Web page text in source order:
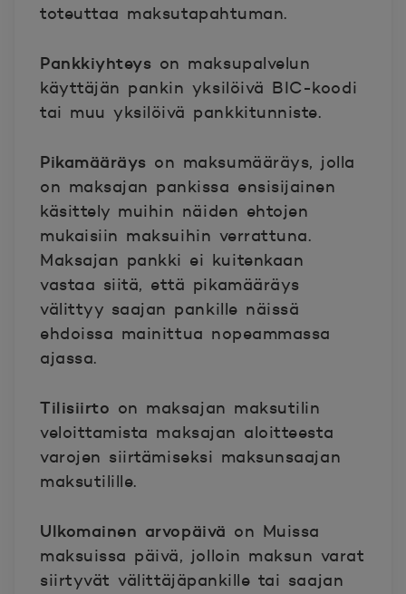
toteuttaa maksutapahtuman.
Pankkiyhteys on maksupalvelun
käyttäjän pankin yksilöivä BIC-koodi
tai muu yksilöivä pankkitunniste.
Pikamääräys on maksumääräys, jolla
on maksajan pankissa ensisijainen
käsittely muihin näiden ehtojen
mukaisiin maksuihin verrattuna.
Maksajan pankki ei kuitenkaan
vastaa siitä, että pikamääräys
välittyy saajan pankille näissä
ehdoissa mainittua nopeammassa
ajassa.
Tilisiirto on maksajan maksutilin
veloittamista maksajan aloitteesta
varojen siirtämiseksi maksunsaajan
maksutilille.
Ulkomainen arvopäivä on Muissa
maksuissa päivä, jolloin maksun varat
siirtyvät välittäjäpankille tai saajan